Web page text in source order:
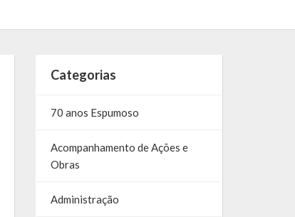
Categorias
70 anos Espumoso
Acompanhamento de Ações e
Obras
Administração